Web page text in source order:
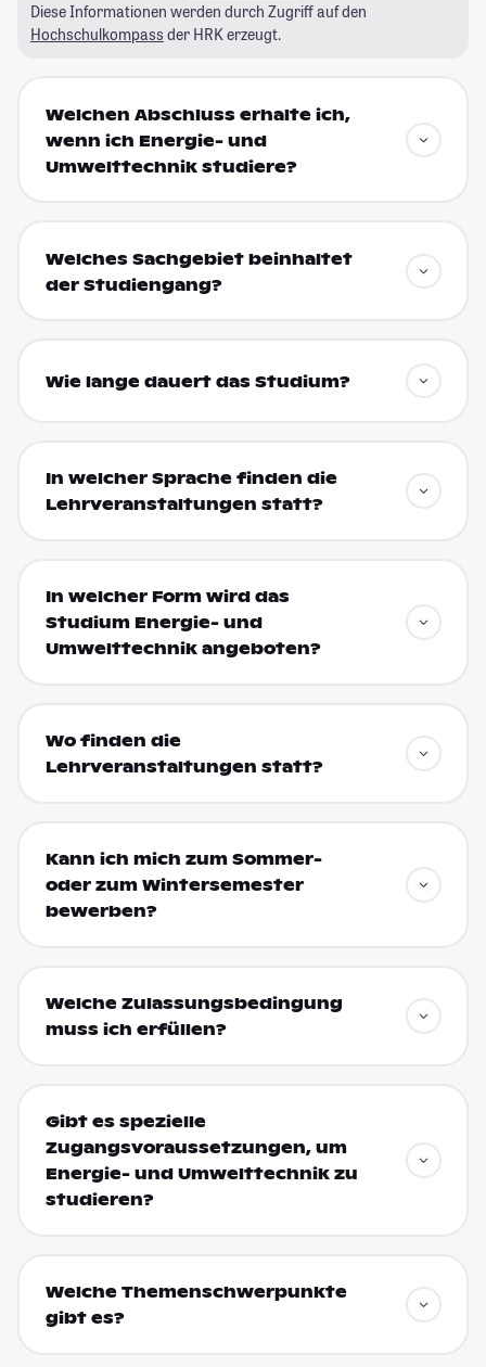
Diese Informationen werden durch Zugriff auf den
Hochschulkompass der HRK erzeugt.
Welchen Abschluss erhalte ich,
wenn ich Energie- und
Umwelttechnik studiere?
Welches Sachgebiet beinhaltet
der Studiengang?
Wie lange dauert das Studium?
In welcher Sprache finden die
Lehrveranstaltungen statt?
In welcher Form wird das
Studium Energie- und
Umwelttechnik angeboten?
Wo finden die
Lehrveranstaltungen statt?
Kann ich mich zum Sommer-
oder zum Wintersemester
bewerben?
Welche Zulassungsbedingung
muss ich erfüllen?
Gibt es spezielle
Zugangsvoraussetzungen, um
Energie- und Umwelttechnik zu
studieren?
Welche Themenschwerpunkte
gibt es?